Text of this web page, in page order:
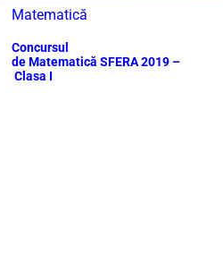
Matematică
Concursul
de Matematică SFERA 2019 –
Clasa I